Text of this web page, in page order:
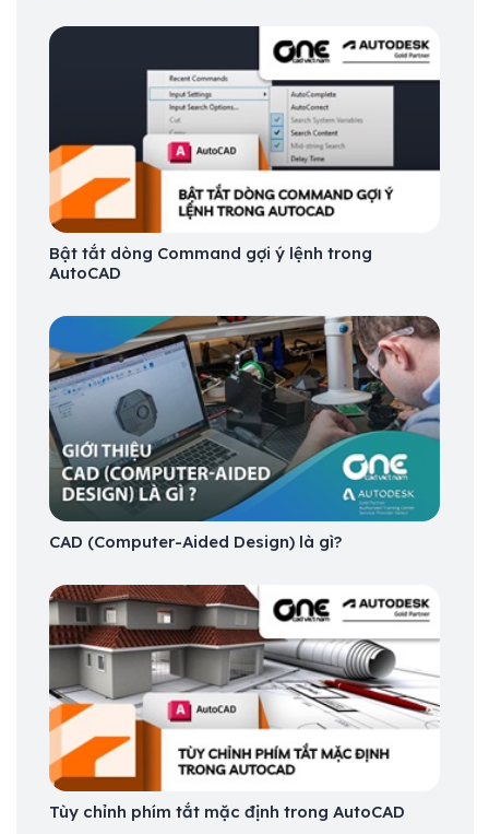
Bật tắt dòng Command gợi ý lệnh trong
AutoCAD
CAD (Computer-Aided Design) là gì?
Tùy chỉnh phím tắt mặc định trong AutoCAD